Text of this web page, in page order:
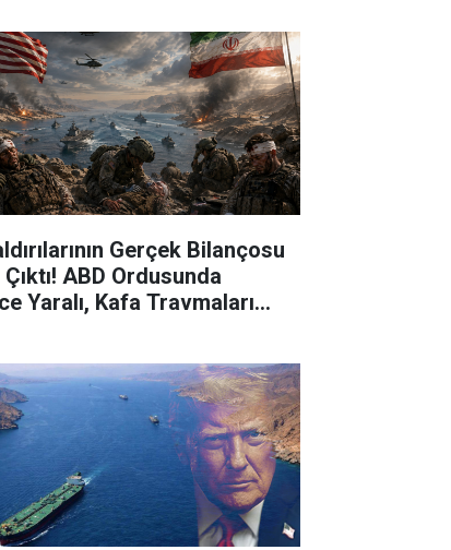
Gerçek Bilançosu
ABD Ordusunda
Yaralı, Kafa Travmaları